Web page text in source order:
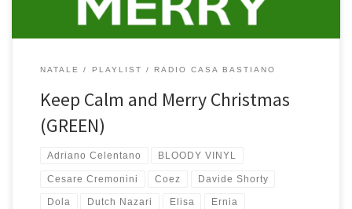
NATALE PLAYLIST RADIO CASA BASTIANO
Keep Calm and Merry Christmas
(GREEN)
Adriano Celentano BLOODY VINYL
Cesare Cremonini Coez Davide Shorty
Dola Dutch Nazari Elisa Ernia